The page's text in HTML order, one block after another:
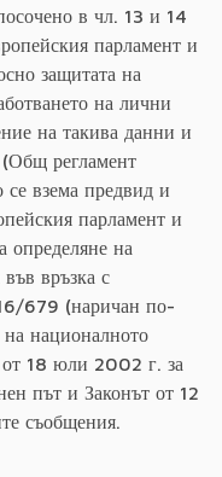
в чл. 13 и 14
парламент и
защитата на
на лични
на такива данни и
регламент
се взема предвид и
парламент и
определяне на
връзка с
679 (наричан по-
националното
от 18 юли 2002 г. за
път и Законът от 12
съобщения.